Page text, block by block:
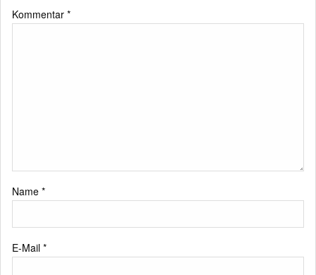
Kommentar *
Name *
E-Mail *